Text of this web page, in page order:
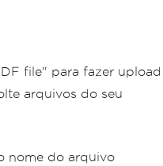
file" para fazer upload
arquivos do seu
nome do arquivo